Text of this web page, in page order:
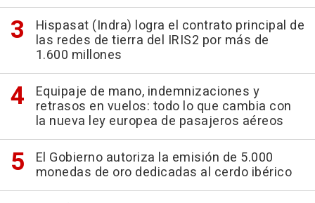
Hispasat (Indra) logra el contrato principal de
las redes de tierra del IRIS2 por más de
1.600 millones
Equipaje de mano, indemnizaciones y
retrasos en vuelos: todo lo que cambia con
la nueva ley europea de pasajeros aéreos
El Gobierno autoriza la emisión de 5.000
monedas de oro dedicadas al cerdo ibérico